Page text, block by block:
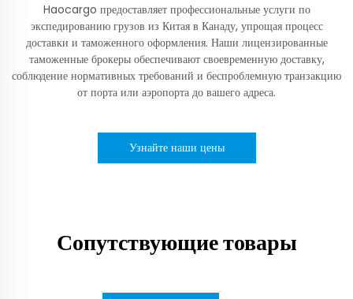
Haocargo предоставляет профессиональные услуги по
экспедированию грузов из Китая в Канаду, упрощая процесс
доставки и таможенного оформления. Наши лицензированные
таможенные брокеры обеспечивают своевременную доставку,
соблюдение нормативных требований и беспроблемную транзакцию
от порта или аэропорта до вашего адреса.
Узнайте наши цены
Сопутствующие товары